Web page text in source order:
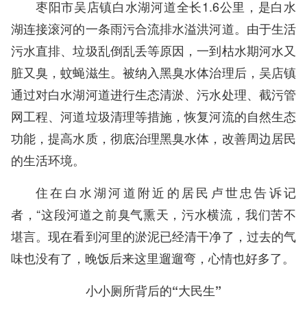
枣阳市吴店镇白水湖河道全长1.6公里，是白水
湖连接滚河的一条雨污合流排水溢洪河道。由于生活
污水直排、垃圾乱倒乱丢等原因，一到枯水期河水又
脏又臭，蚊蝇滋生。被纳入黑臭水体治理后，吴店镇
通过对白水湖河道进行生态清淤、污水处理、截污管
网工程、河道垃圾清理等措施，恢复河流的自然生态
功能，提高水质，彻底治理黑臭水体，改善周边居民
的生活环境。
住在白水湖河道附近的居民卢世忠告诉记
者，“这段河道之前臭气熏天，污水横流，我们苦不
堪言。现在看到河里的淤泥已经清干净了，过去的气
味也没有了，晚饭后来这里遛遛弯，心情也好多了。
小小厕所背后的“大民生”